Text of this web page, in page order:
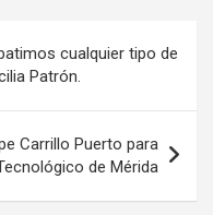
cualquier tipo de
Patrón.
Carrillo Puerto para
de Mérida